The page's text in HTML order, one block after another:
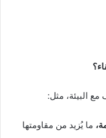
البيئة، مثل:
ما يُزيد من مقاومتها